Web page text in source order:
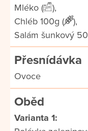
Mléko (
),
Chléb 100g (
),
Salám šunkový
Přesnídávka
Ovoce
Oběd
Varianta 1: